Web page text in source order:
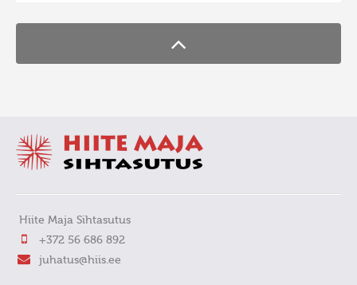
Hiite Maja Sihtasutus
+372 56 686 892
juhatus@hiis.ee